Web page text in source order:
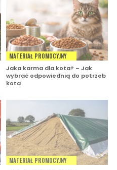
MATERIAŁ PROMOCYJNY
Jaka karma dla kota? – Jak
wybrać odpowiednią do potrzeb
kota
MATERIAŁ PROMOCYJNY